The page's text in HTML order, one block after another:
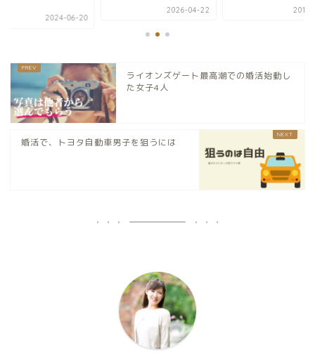
ライオンズゲート最高潮での婚活始動し
た女子4人
婚活で、トヨタ自動車男子を狙うには